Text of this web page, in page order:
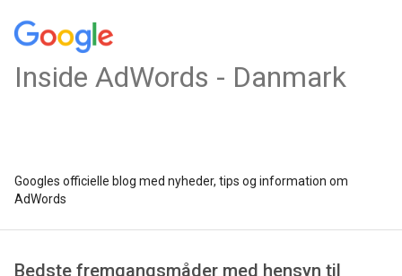
Inside AdWords - Danmark
Googles officielle blog med nyheder, tips og information om
AdWords
Bedste fremgangsmåder med hensyn til